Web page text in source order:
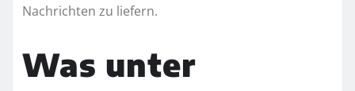
Nachrichten zu liefern.
Was unter